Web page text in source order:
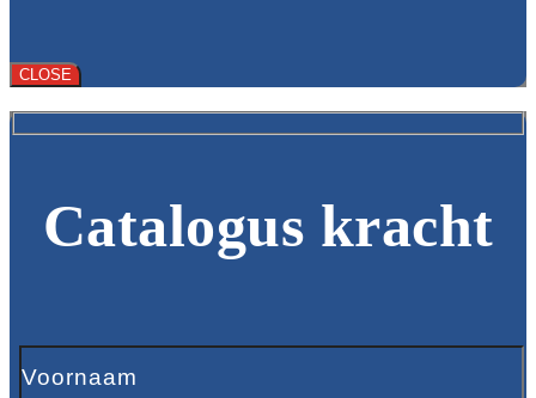
CLOSE
Catalogus kracht